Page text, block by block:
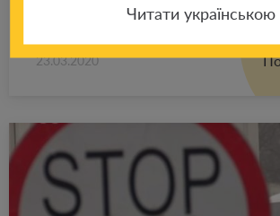
но­стью за­кры­ва­ет­ся
23.03.2020
Читати українською